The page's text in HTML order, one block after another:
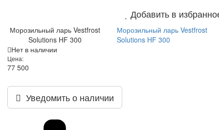
Добавить в
Морозильный ларь Vestfrost
Solutions HF 300
Морозильный ларь Vestfrost
Solutions HF 300
Нет в наличии
Цена:
77 500
Уведомить о наличии